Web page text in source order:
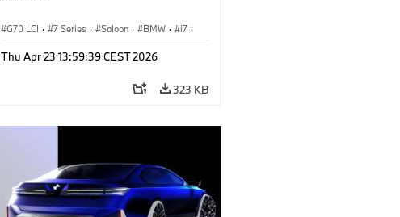
G70 LCI · 7 Series · Saloon · BMW · i7 ·
Thu Apr 23 13:59:39 CEST 2026
323 KB